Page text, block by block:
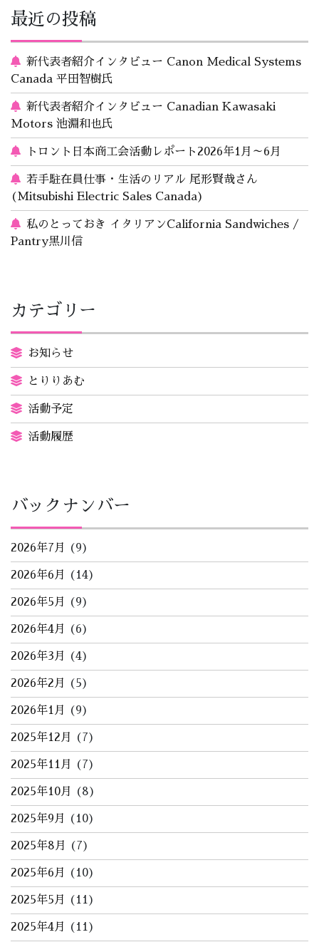
最近の投稿
新代表者紹介インタビュー Canon Medical Systems
Canada 平田智樹氏
新代表者紹介インタビュー Canadian Kawasaki
Motors 池淵和也氏
トロント日本商工会活動レポート2026年1月～6月
若手駐在員仕事・生活のリアル 尾形賢哉さん
(Mitsubishi Electric Sales Canada)
私のとっておき イタリアンCalifornia Sandwiches /
Pantry黒川信
カテゴリー
お知らせ
とりりあむ
活動予定
活動履歴
バックナンバー
2026年7月 (9)
2026年6月 (14)
2026年5月 (9)
2026年4月 (6)
2026年3月 (4)
2026年2月 (5)
2026年1月 (9)
2025年12月 (7)
2025年11月 (7)
2025年10月 (8)
2025年9月 (10)
2025年8月 (7)
2025年6月 (10)
2025年5月 (11)
2025年4月 (11)